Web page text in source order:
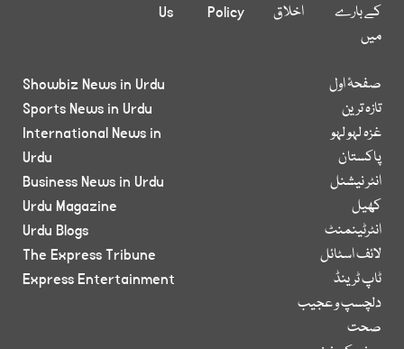
کے بارے
میں
اخلاق
Policy
Us
صفحۂ اول
تازہ ترین
غزہ لہو لہو
پاکستان
انٹر نیشنل
کھیل
انٹرٹینمنٹ
لائف اسٹائل
ٹاپ ٹرینڈ
دلچسپ و عجیب
صحت
Showbiz News in Urdu
Sports News in Urdu
International News in
Urdu
Business News in Urdu
Urdu Magazine
Urdu Blogs
The Express Tribune
Express Entertainment